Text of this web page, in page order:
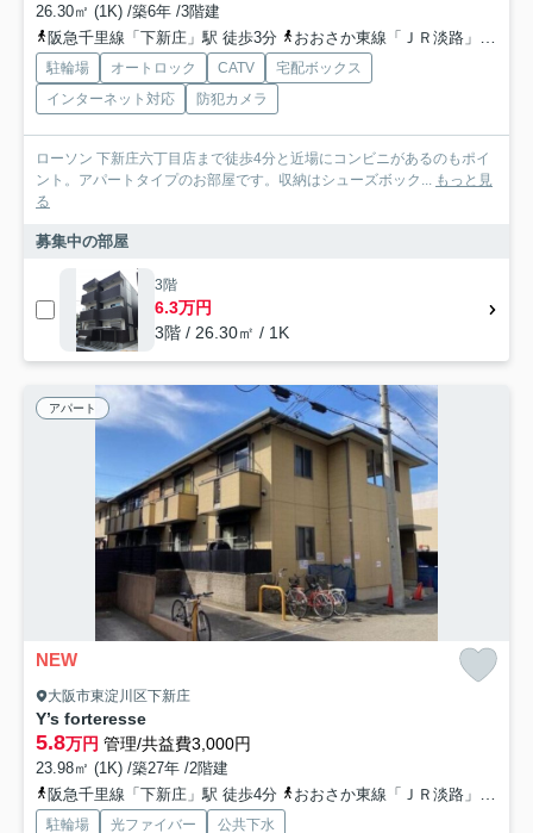
26.30㎡ (1K) /築6年 /3階建
阪急千里線「下新庄」駅 徒歩3分
おおさか東線「ＪＲ淡路」駅 徒歩12分
駐輪場 オートロック CATV
宅配ボックス
インターネット対応
防犯カメラ
ローソン 下新庄六丁目店まで徒歩4分と近場にコンビニがあるのもポイ
ント。アパートタイプのお部屋です。収納はシューズボック... もっと見
る
募集中の部屋
3階
6.3万円
3階 / 26.30㎡ / 1K
アパート
NEW
大阪市東淀川区下新庄
Y’s forteresse
5.8万円 管理/共益費3,000円
23.98㎡ (1K) /築27年 /2階建
阪急千里線「下新庄」駅 徒歩4分
おおさか東線「ＪＲ淡路」駅 徒歩12分
駐輪場 光ファイバー 公共下水